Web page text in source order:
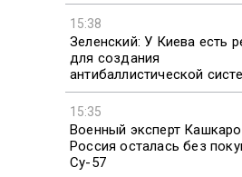
15:38
Зеленский: У Киева есть
для создания
антибаллистической
15:35
Военный эксперт
Россия осталась без
Су-57